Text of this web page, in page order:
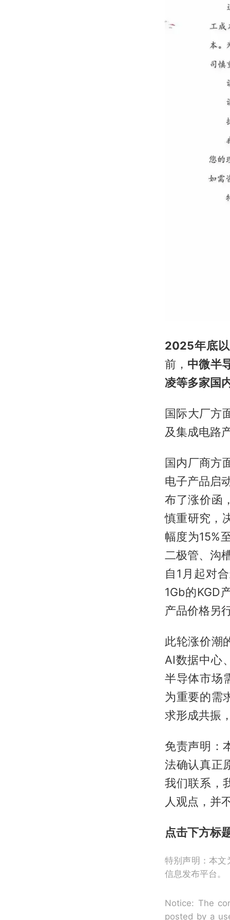
2025年底
前， 中微半
凌等多家国
国际大厂方
及集成电路
国内厂商方
电子产品启
布了涨价函
慎重研究，
幅度为15%
二极管、沟
自1月起对
1Gb的KGD
产品价格另
此轮涨价潮
AI数据中心
半导体市场
为重要的需
求形成共振
免责声明：
法确认真正
我们联系，
人观点，并
点击下方标
特别声明：本文
信息发布平台。
Notice: The
posted by a